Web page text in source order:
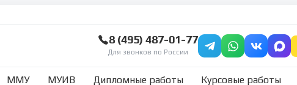
8 (495) 487-01-77
Для звонков по России
ММУ МУИВ Дипломные работы Курсовые работы